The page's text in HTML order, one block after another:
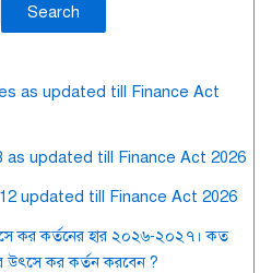
Search
as updated till Finance Act
as updated till Finance Act 2026
updated till Finance Act 2026
কর কর্তনের হার ২০২৬-২০২৭। কত
উৎসে কর কর্তন করবেন ?